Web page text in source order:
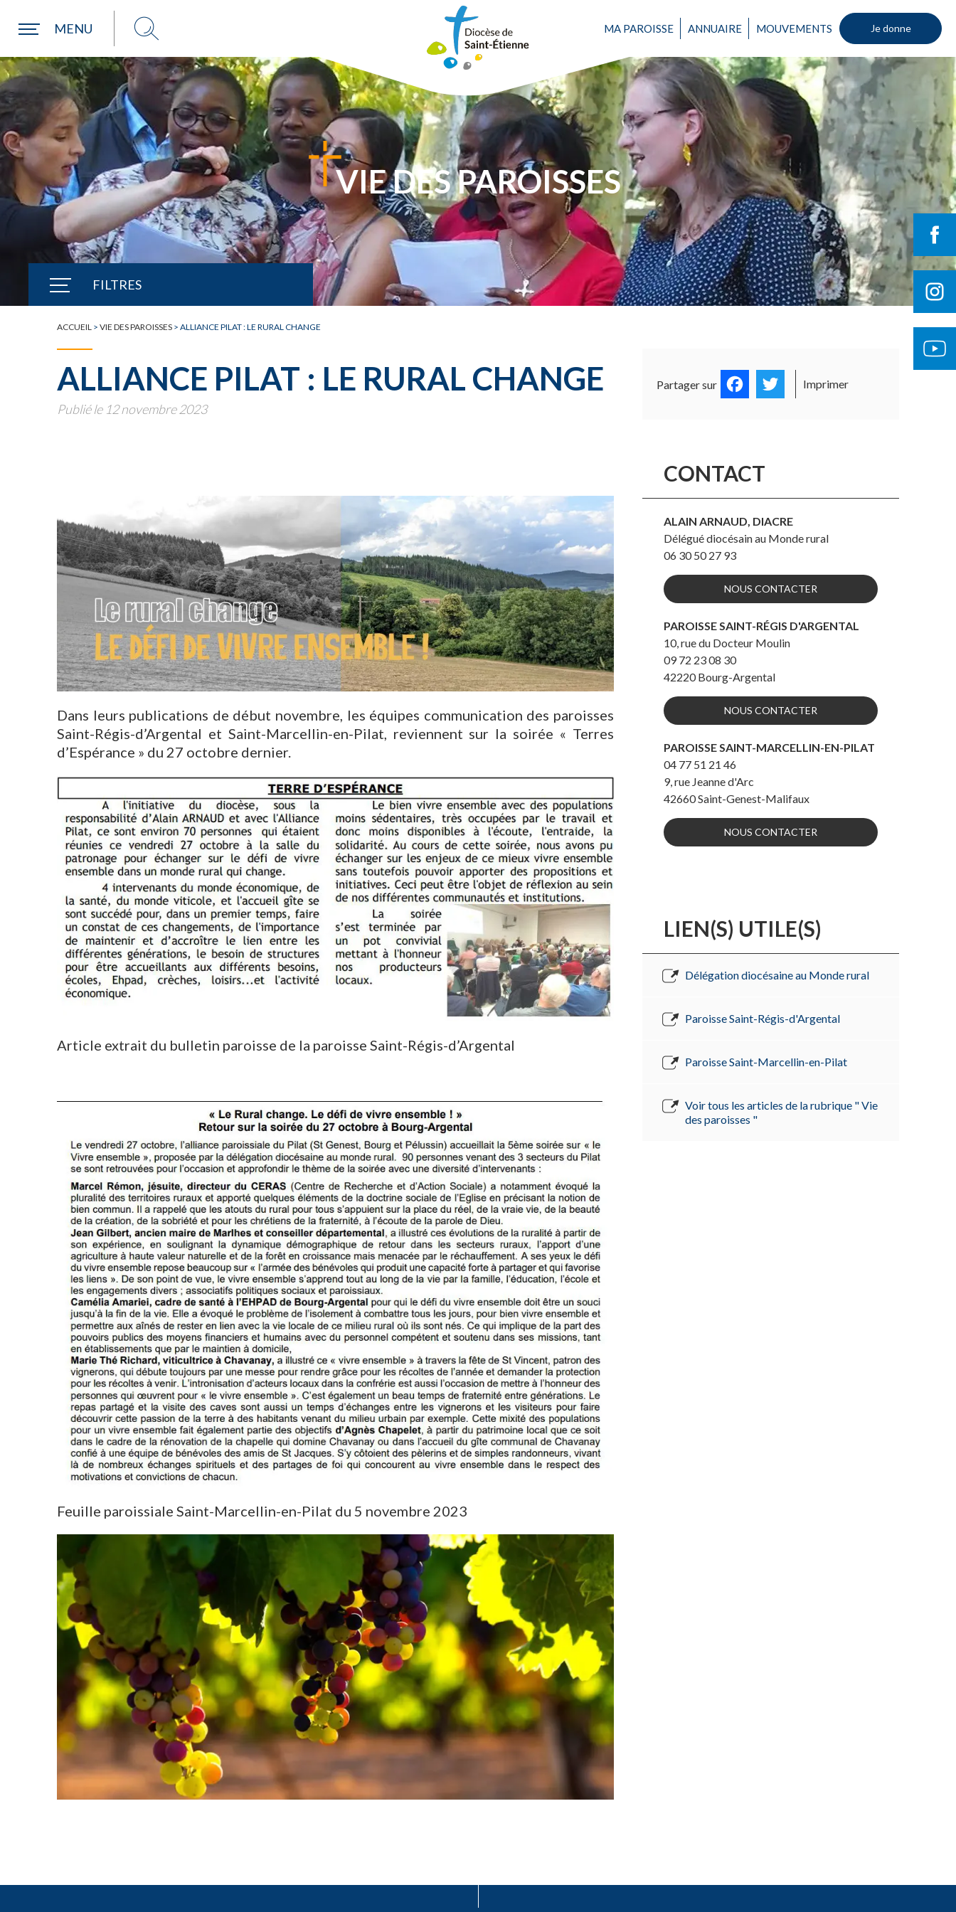
MENU MA PAROISSE ANNUAIRE MOUVEMENTS Je donne
Une commune
VIE DES PAROISSES
FILTRES
TOUTE L'ACTUALITÉ ÉGLISE
ACCUEIL > VIE DES PAROISSES > ALLIANCE PILAT : LE RURAL CHANGE
ALLIANCE PILAT : LE RURAL CHANGE
Publié le 12 novembre 2023
Dans leurs publications de début novembre, les équipes communication des paroisses
Saint-Régis-d’Argental et Saint-Marcellin-en-Pilat, reviennent sur la soirée « Terres
d’Espérance » du 27 octobre dernier.
Article extrait du bulletin paroisse de la paroisse Saint-Régis-d’Argental
Feuille paroissiale Saint-Marcellin-en-Pilat du 5 novembre 2023
Partager sur FacebookTwitter
Imprimer
CONTACT
ALAIN ARNAUD, DIACRE
Délégué diocésain au Monde rural
06 30 50 27 93
NOUS CONTACTER
PAROISSE SAINT-RÉGIS D'ARGENTAL
10, rue du Docteur Moulin
09 72 23 08 30
42220 Bourg-Argental
NOUS CONTACTER
PAROISSE SAINT-MARCELLIN-EN-PILAT
04 77 51 21 46
9, rue Jeanne d'Arc
42660Saint-Genest-Malifaux
NOUS CONTACTER
LIEN(S) UTILE(S)
Délégation diocésaine au Monde rural
Paroisse Saint-Régis-d'Argental
Paroisse Saint-Marcellin-en-Pilat
Voir tous les articles de la rubrique " Vie
des paroisses "